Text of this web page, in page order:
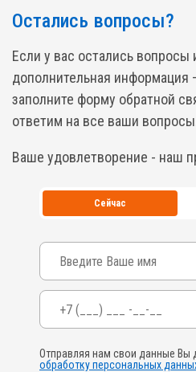
Остались вопросы?
Если у вас остались вопросы
дополнительная информация
заполните форму обратной
ответим на все ваши
Ваше удовлетворение - наш
Сейчас
Ваше имя
Телефон
Отправляя нам свои данные Вы
обработку персональных